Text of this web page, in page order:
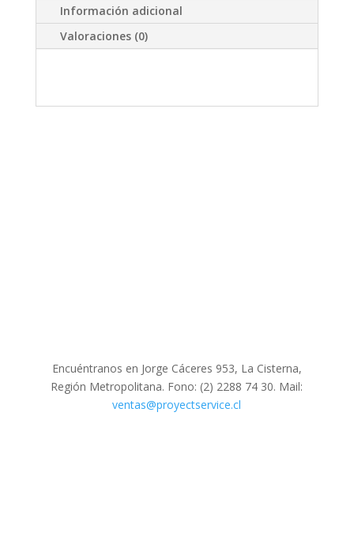
Información adicional
Valoraciones (0)
Encuéntranos en Jorge Cáceres 953, La Cisterna,
Región Metropolitana. Fono: (2) 2288 74 30. Mail:
ventas@proyectservice.cl